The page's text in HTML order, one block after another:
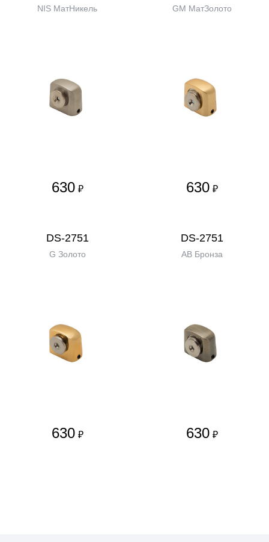
NIS МатНикель
630 ₽
GM МатЗолото
630 ₽
DS-2751
G Золото
630 ₽
DS-2751
AB Бронза
630 ₽